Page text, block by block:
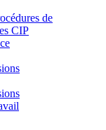
de
CIP